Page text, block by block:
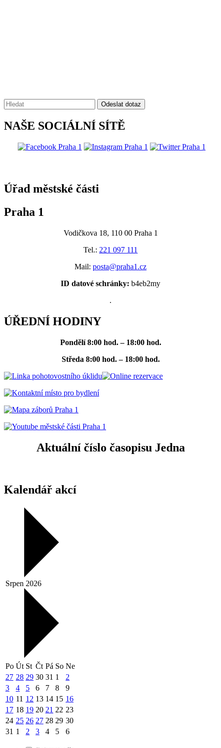
Vyhledávání: Odeslat dotaz
NAŠE SOCIÁLNÍ SÍTĚ
Úřad městské části
Praha 1
Vodičkova 18, 110 00 Praha 1
Tel.: 221 097 111
Mail: posta@praha1.cz
ID datové schránky: b4eb2my
.
ÚŘEDNÍ HODINY
Pondělí 8:00 hod. – 18:00 hod.
Středa 8:00 hod. – 18:00 hod.
Aktuální číslo časopisu Jedna
Kalendář akcí
Srpen 2026
Po Út St Čt Pá So Ne
27 28 29 30 31 1
2
3
4 5 6 7 8
9
10 11 12 13 14 15 16
17 18 19 20 21 22 23
24 25 26 27 28 29 30
31 1 2 3 4 5 6